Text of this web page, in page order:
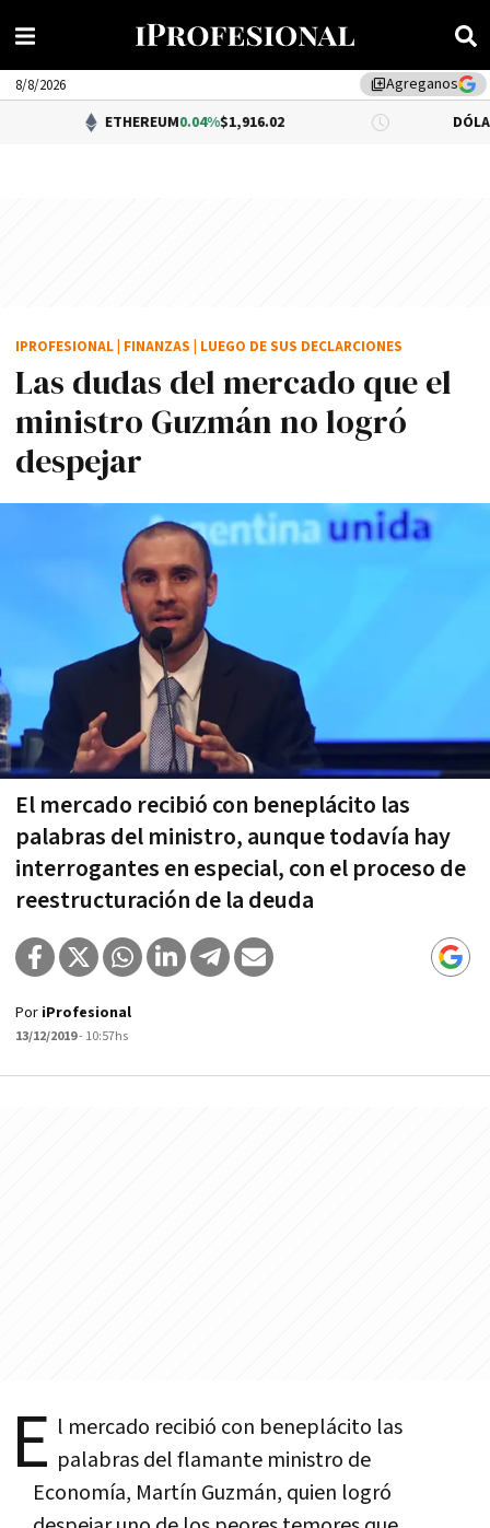
library_addAgreganos
8/8/2026
ETHEREUM0.04%$1,916.02 DÓLAR BNA
Las dudas del mercado que el
ministro Guzmán no logró
despejar
El mercado recibió con beneplácito las
palabras del ministro, aunque todavía hay
interrogantes en especial, con el proceso de
reestructuración de la deuda
IPROFESIONAL FINANZAS LUEGO DE SUS DECLARCIONES
Por iProfesional
13/12/2019- 10:57hs
E l mercado recibió con beneplácito las
palabras del flamante ministro de
Economía, Martín Guzmán, quien logró